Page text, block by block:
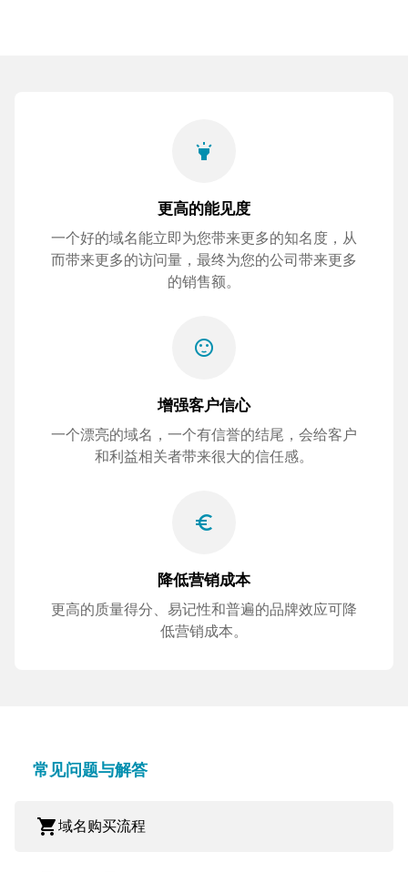
highlight
更高的能见度
一个好的域名能立即为您带来更多的知名度，从
而带来更多的访问量，最终为您的公司带来更多
的销售额。
sentiment_satisfied
增强客户信心
一个漂亮的域名，一个有信誉的结尾，会给客户
和利益相关者带来很大的信任感。
euro_symbol
降低营销成本
更高的质量得分、易记性和普遍的品牌效应可降
低营销成本。
常见问题与解答
shopping_cart域名购买流程